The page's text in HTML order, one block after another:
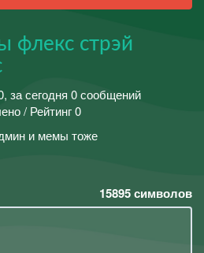
флекс стрэй
за сегодня 0 сообщений
/ Рейтинг 0
и мемы тоже
15895символов